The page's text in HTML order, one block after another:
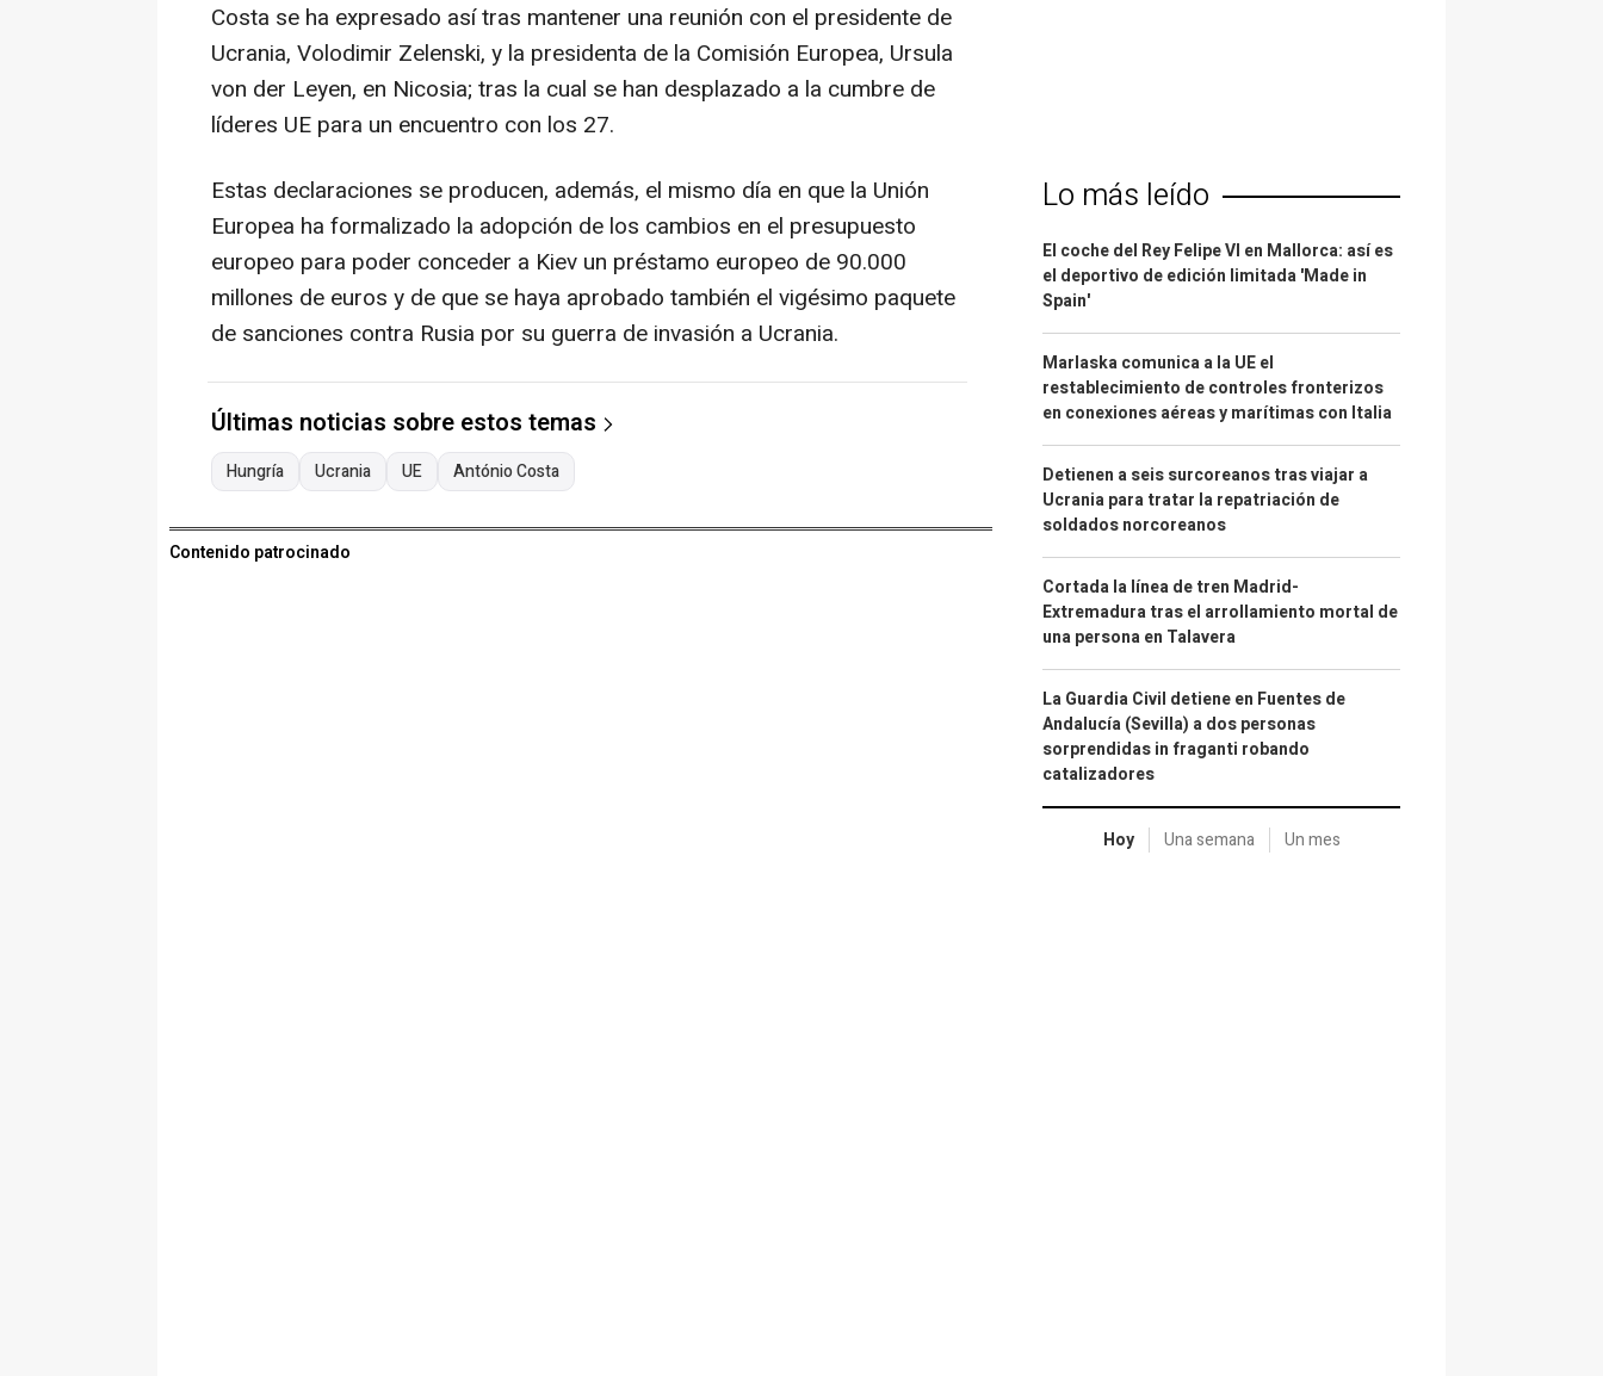
Costa se ha expresado así tras mantener una reunión con el presidente de
Ucrania, Volodimir Zelenski, y la presidenta de la Comisión Europea, Ursula
von der Leyen, en Nicosia; tras la cual se han desplazado a la cumbre de
líderes UE para un encuentro con los 27.
Estas declaraciones se producen, además, el mismo día en que la Unión
Europea ha formalizado la adopción de los cambios en el presupuesto
europeo para poder conceder a Kiev un préstamo europeo de 90.000
millones de euros y de que se haya aprobado también el vigésimo paquete
de sanciones contra Rusia por su guerra de invasión a Ucrania.
Últimas noticias sobre estos temas
Hungría Ucrania UE António Costa
Contenido patrocinado
Lo más leído
El coche del Rey Felipe VI en Mallorca: así es
el deportivo de edición limitada 'Made in
Spain'
Marlaska comunica a la UE el
restablecimiento de controles fronterizos
en conexiones aéreas y marítimas con Italia
Detienen a seis surcoreanos tras viajar a
Ucrania para tratar la repatriación de
soldados norcoreanos
Cortada la línea de tren Madrid-
Extremadura tras el arrollamiento mortal de
una persona en Talavera
La Guardia Civil detiene en Fuentes de
Andalucía (Sevilla) a dos personas
sorprendidas in fraganti robando
catalizadores
Hoy Una semana Un mes